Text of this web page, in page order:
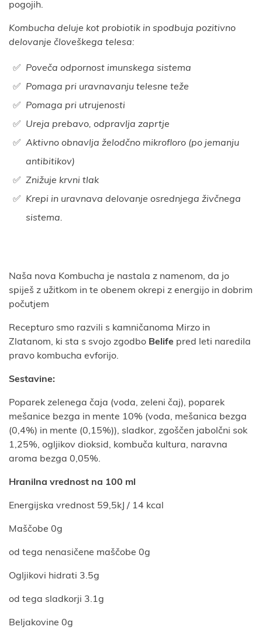
pogojih.
Kombucha deluje kot probiotik in spodbuja pozitivno
delovanje človeškega telesa:
Poveča odpornost imunskega sistema
Pomaga pri uravnavanju telesne teže
Pomaga pri utrujenosti
Ureja prebavo, odpravlja zaprtje
Aktivno obnavlja želodčno mikrofloro (po jemanju
antibitikov)
Znižuje krvni tlak
Krepi in uravnava delovanje osrednjega živčnega
sistema.
Naša nova Kombucha je nastala z namenom, da jo
spiješ z užitkom in te obenem okrepi z energijo in dobrim
počutjem
Recepturo smo razvili s kamničanoma Mirzo in
Zlatanom, ki sta s svojo zgodbo Belife pred leti naredila
pravo kombucha evforijo.
Sestavine:
Poparek zelenega čaja (voda, zeleni čaj), poparek
mešanice bezga in mente 10% (voda, mešanica bezga
(0,4%) in mente (0,15%)), sladkor, zgoščen jabolčni sok
1,25%, ogljikov dioksid, kombuča kultura, naravna
aroma bezga 0,05%.
Hranilna vrednost na 100 ml
Energijska vrednost 59,5kJ / 14 kcal
Maščobe 0g
od tega nenasičene maščobe 0g
Ogljikovi hidrati 3.5g
od tega sladkorji 3.1g
Beljakovine 0g